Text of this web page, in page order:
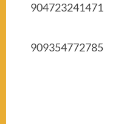
904723241471
909354772785